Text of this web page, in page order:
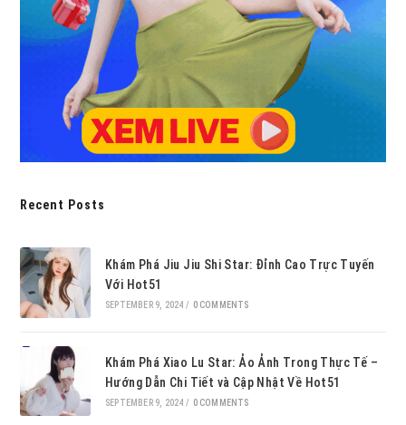
Recent Posts
Khám Phá Jiu Jiu Shi Star: Đỉnh Cao Trực Tuyến
Với Hot51
SEPTEMBER 9, 2024 / 0 COMMENTS
Khám Phá Xiao Lu Star: Ảo Ảnh Trong Thực Tế –
Hướng Dẫn Chi Tiết và Cập Nhật Về Hot51
SEPTEMBER 9, 2024 / 0 COMMENTS